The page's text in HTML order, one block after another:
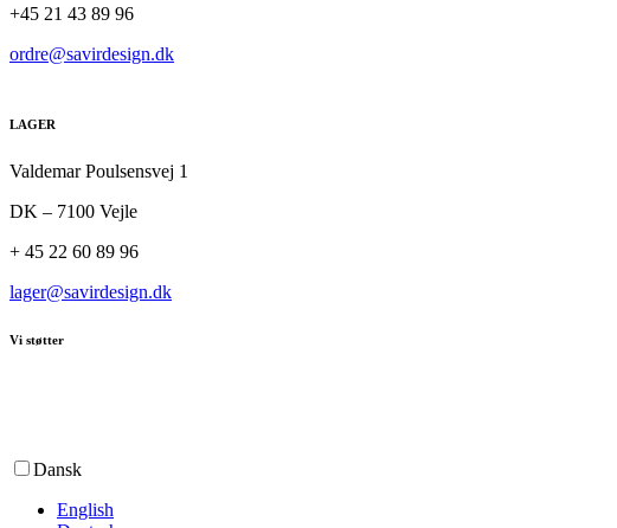
+45 21 43 89 96
ordre@savirdesign.dk
LAGER
Valdemar Poulsensvej 1
DK – 7100 Vejle
+ 45 22 60 89 96
lager@savirdesign.dk
Vi støtter
Dansk
English